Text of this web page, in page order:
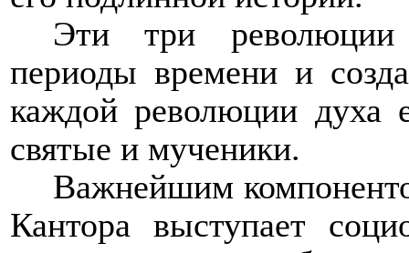
Эти три революции
периоды времени и
каждой революции духа
святые и мученики.
Важнейшим
Кантора выступает